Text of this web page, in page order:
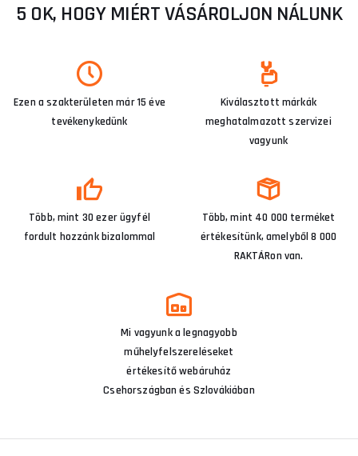
5 OK, HOGY MIÉRT VÁSÁROLJON NÁLUNK
Ezen a szakterületen már 15 éve
tevékenykedünk
Kiválasztott márkák
meghatalmazott szervizei
vagyunk
Több, mint 30 ezer ügyfél
fordult hozzánk bizalommal
Több, mint 40 000 terméket
értékesítünk, amelyből 8 000
RAKTÁRon van.
Mi vagyunk a legnagyobb
műhelyfelszereléseket
értékesítő webáruház
Csehországban és Szlovákiában